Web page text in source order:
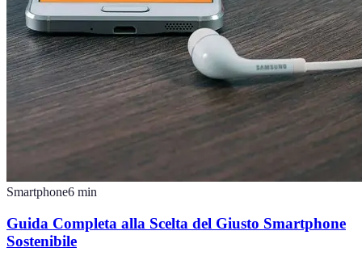
Smartphone6 min
Guida Completa alla Scelta del Giusto Smartphone
Sostenibile